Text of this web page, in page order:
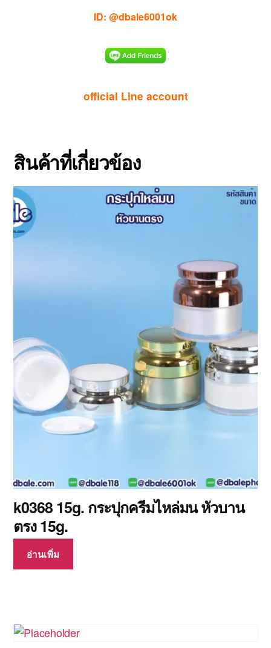
ID: @dbale6001ok
official Line account
สินค้าที่เกี่ยวข้อง
k0368 15g. กระปุกครีมไหล่มน หัวบาน
ตรง 15g.
อ่านเพิ่ม